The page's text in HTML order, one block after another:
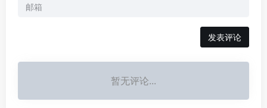
发表评论
暂无评论...